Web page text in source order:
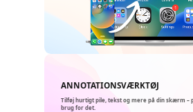
ANNOTATIONSVÆRKTØJ
Tilføj hurtigt pile, tekst og mere på din skærm –
brug for det.